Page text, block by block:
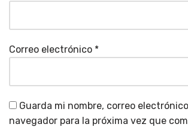
Correo electrónico *
Guarda mi nombre, correo
navegador para la próxima vez que